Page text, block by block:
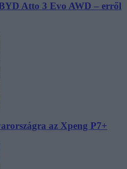
Atto 3 Evo AWD – erről
az Xpeng P7+